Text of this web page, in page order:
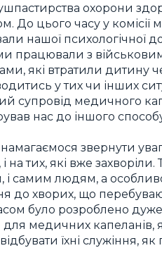
охорони
цього часу у комісії
нашої психологічної
працювали з
які втратили дитину
у тих чи інших
супровід медичного
нас до іншого
звернути
на тих, які вже
і самим людям, а
до хворих, що
було розроблено
медичних капеланів,
їхні служіння,